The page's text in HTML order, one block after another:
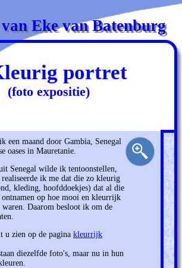
Eke van Batenburg
portret
(foto expositie)
oases in Mauretanie.
Senegal wilde ik tentoonstellen,
realiseerde ik me dat die zo kleurig
kleding, hoofddoekjes) dat al die
op hoe mooi en kleurrijk
waren. Daarom besloot ik om de
u zien op de pagina kleurrijk
diezelfde foto's, maar nu in hun